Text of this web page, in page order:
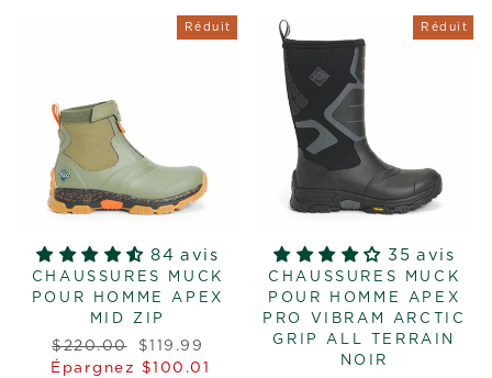
Réduit
84 avis
CHAUSSURES MUCK
POUR HOMME APEX
MID ZIP
Prix
régulier
$220.00
Prix
réduit
$119.99
Épargnez $100.01
Réduit
35 avis
CHAUSSURES MUCK
POUR HOMME APEX
PRO VIBRAM ARCTIC
GRIP ALL TERRAIN
NOIR